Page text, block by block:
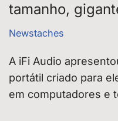
tamanho,
Newstaches
A iFi Audio
portátil criado para
em computadores e